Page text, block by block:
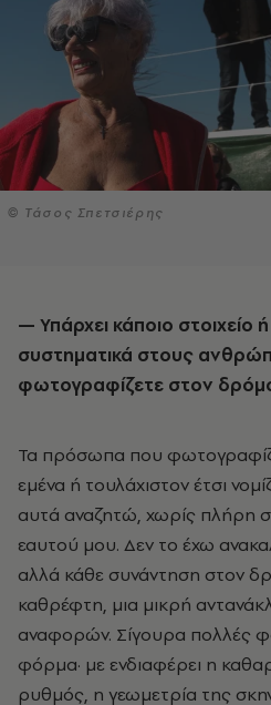
© Τάσος Σπετσιέρης
— Υπάρχει κάποιο στοιχείο ή μοτίβο που αναζητάτε
συστηματικά στους
φωτογραφίζετε στον
Τα πρόσωπα που φωτογραφίζω
εμένα ή τουλάχιστον έτσι
αυτά αναζητώ, χωρίς πλήρη
εαυτού μου. Δεν το έχω
αλλά κάθε συνάντηση στον
καθρέφτη, μια μικρή
αναφορών. Σίγουρα πολλές
φόρμα· με ενδιαφέρει η
ρυθμός, η γεωμετρία της